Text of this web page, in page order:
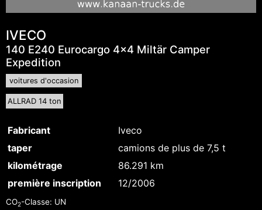
IVECO
140 E240 Eurocargo 4x4 Miltär Camper
Expedition
voitures d'occasion
ALLRAD 14 ton
Fabricant
Iveco
taper
camions de plus de 7,5 t
kilométrage
86.291 km
première inscription
12/2006
CO2-Classe: UN